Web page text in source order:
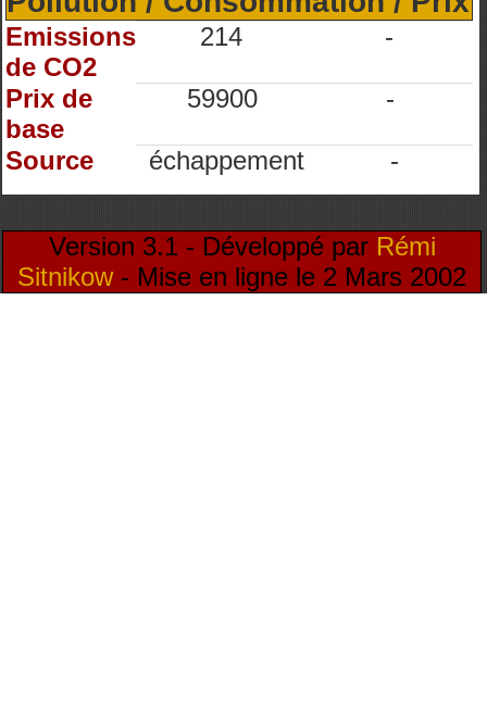
Emissions
de CO2
214 -
Prix de
base
59900 -
Source échappement -
Version 3.1 - Développé par Rémi
Sitnikow- Mise en ligne le 2 Mars 2002